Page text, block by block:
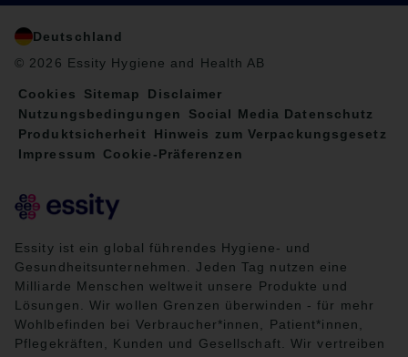
Deutschland
© 2026 Essity Hygiene and Health AB
Cookies Sitemap
Disclaimer
Nutzungsbedingungen
Social Media Datenschutz
Produktsicherheit
Hinweis zum Verpackungsgesetz
Impressum
Cookie-Präferenzen
Essity ist ein global führendes Hygiene- und
Gesundheitsunternehmen. Jeden Tag nutzen eine
Milliarde Menschen weltweit unsere Produkte und
Lösungen. Wir wollen Grenzen überwinden - für mehr
Wohlbefinden bei Verbraucher*innen, Patient*innen,
Pflegekräften, Kunden und Gesellschaft. Wir vertreiben